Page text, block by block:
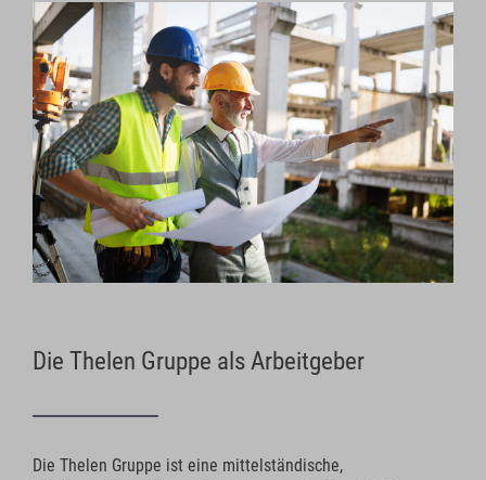
Die Thelen Gruppe als Arbeitgeber
Die Thelen Gruppe ist eine mittelständische,